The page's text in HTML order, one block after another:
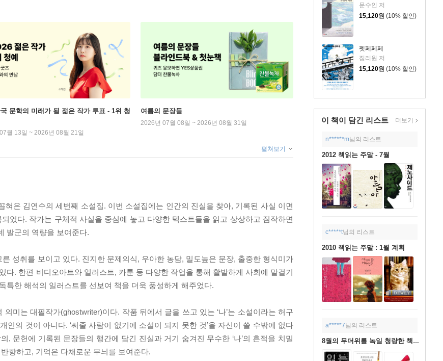
문수인 저
15,120원 (10% 할인)
펫페페페
짐리원 저
15,120원 (10% 할인)
이 책이 담긴 리스트 더보기
n******m님의 리스트
2012 책읽는 주말 - 7월
c*****t님의 리스트
2010 책읽는 주말 : 1월 계획
a*****7님의 리스트
8월의 무더위를 녹일 청량한 책들
문학의 미래가 될 젊은 작가 투표 - 1위 청
월 13일 ~ 2026년 08월 21일
여름의 문장들
2026년 07월 08일 ~ 2026년 08월 31일
펼쳐보기
온 김연수의 세번째 소설집. 이번 소설집에는 인간의 진실을 찾아, 기록된 사실 이면
었다. 작가는 구체적 사실을 중심에 놓고 다양한 텍스트들을 읽고 상상하고 짐작하면
발군의 역량을 보여준다.
성취를 보이고 있다. 진지한 문제의식, 우아한 농담, 밀도높은 문장, 출중한 형식미가
다. 한편 비디오아트와 일러스트, 카툰 등 다양한 작업을 통해 활발하게 사회에 말걸기
특한 해석의 일러스트를 선보여 책을 더욱 풍성하게 해주었다.
미는 대필작가(ghostwriter)이다. 작품 뒤에서 글을 쓰고 있는 ‘나’는 소설이라는 허구
의 것이 아니다. ‘써줄 사람이 없기에 소설이 되지 못한 것’을 자신이 쓸 수밖에 없다
, 문헌에 기록된 문장들의 행간에 담긴 진실과 거기 숨겨진 무수한 ‘나’의 흔적을 치밀
향하고, 기억은 다채로운 무늬를 보여준다.